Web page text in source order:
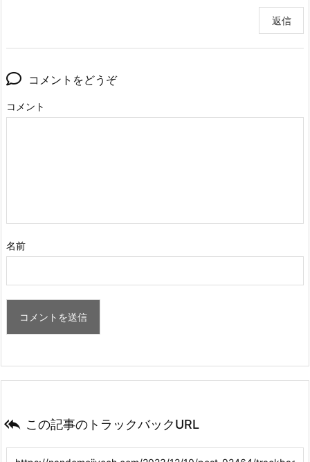
返信
コメントをどうぞ
コメント
名前
 この記事のトラックバックURL